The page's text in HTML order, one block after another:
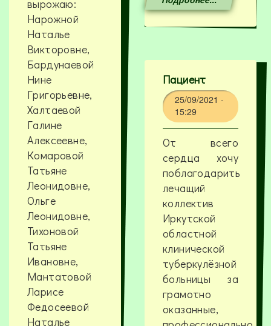
вырожаю:
Нарожной
Наталье
Викторовне,
Бардунаевой
Нине
Григорьевне,
Халтаевой
Галине
Алексеевне,
Комаровой
Татьяне
Леонидовне,
Ольге
Леонидовне,
Тихоновой
Татьяне
Ивановне,
Мантатовой
Ларисе
Федосеевой
Наталье
Пациент
25/09/2021 -
15:29
От всего
сердца хочу
поблагодарить
лечащий
коллектив
Иркутской
областной
клинической
туберкулёзной
больницы за
грамотно
оказанные,